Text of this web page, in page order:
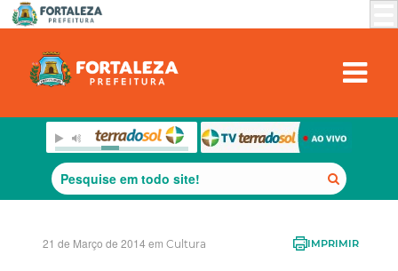
21 de Março de 2014 em Cultura IMPRIMIR